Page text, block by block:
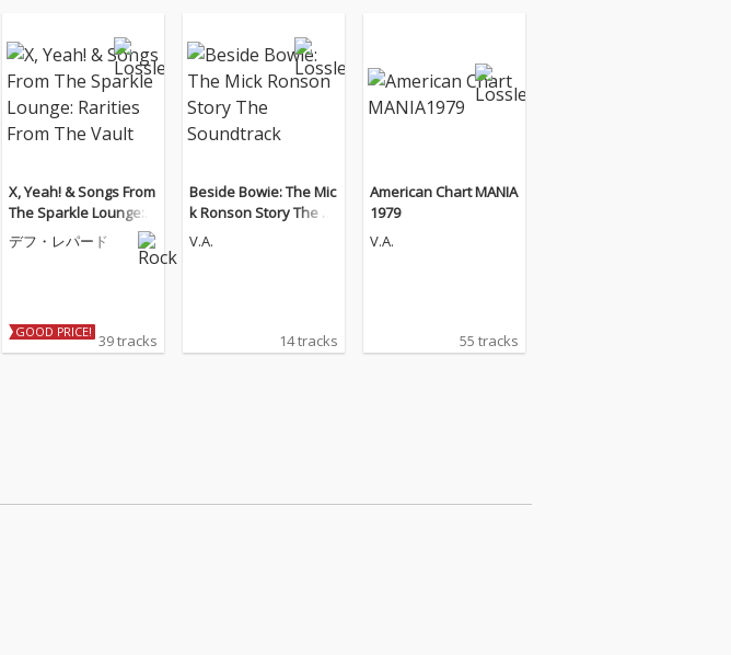
X, Yeah! & Songs From
The Sparkle Lounge: R
arities From The Vault
デフ・レパード
GOOD PRICE! 39 tracks
Beside Bowie: The Mic
k Ronson Story The S
oundtrack
V.A.
14 tracks
American Chart MANIA
1979
V.A.
55 tracks